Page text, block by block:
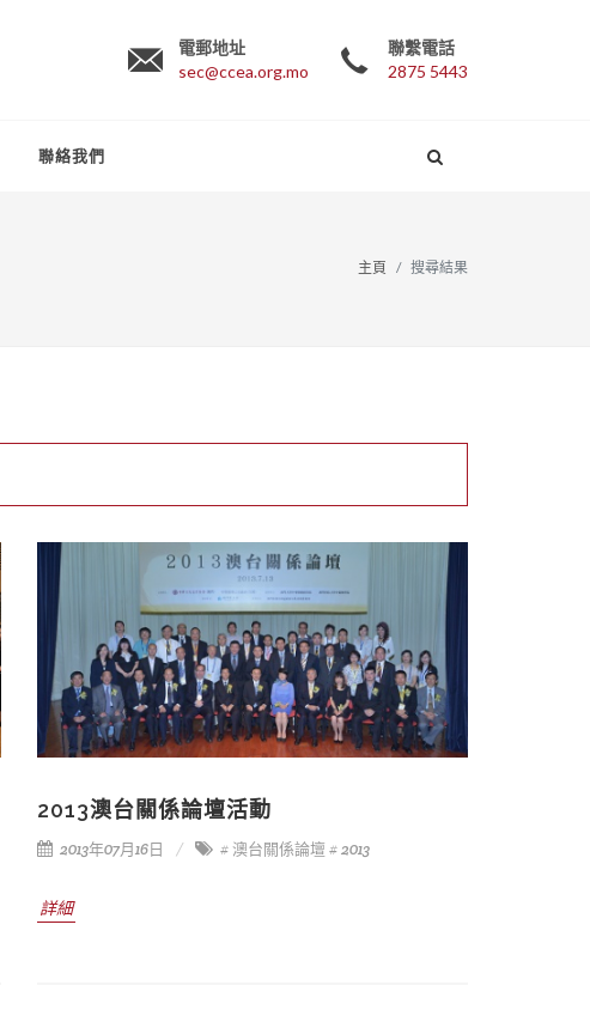
電郵地址
sec@ccea.org.mo
聯繫電話
2875 5443
聯絡我們
主頁 搜尋結果
2013澳台關係論壇活動
2013年07月16日 # 澳台關係論壇 # 2013
詳細